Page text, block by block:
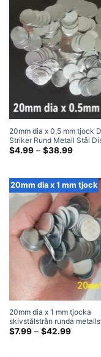
20mm dia x 0,5 mm tjock
Striker Rund Metall Stål
Plates
$4.99 – $38.99
20mm dia x 1 mm tjock
20mm dia x 1 mm tjocka
skivstålstrån runda
slagplåtar
$7.99 – $42.99